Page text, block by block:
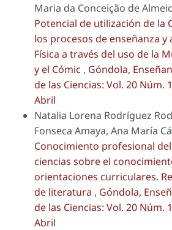
Maria da Conceição de
Potencial de utilización de la
los procesos de enseñanza y
Física a través del uso de la
y el Cómic , Góndola,
de las Ciencias: Vol. 20 Núm.
Abril
Natalia Lorena Rodríguez
Fonseca Amaya, Ana María
Conocimiento profesional
ciencias sobre el
orientaciones curriculares.
de literatura , Góndola,
de las Ciencias: Vol. 20 Núm.
Abril